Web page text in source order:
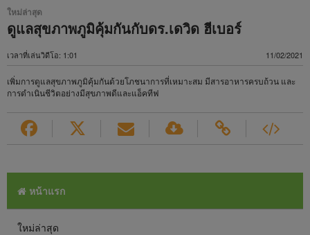
ใหม่ล่าสุด
ดูแลสุขภาพภูมิคุ้มกันกับดร.เดวิด ฮีเบอร์
เวลาที่เล่นวิดีโอ: 1:01 11/02/2021
เพิ่มการดูแลสุขภาพภูมิคุ้มกันด้วยโภชนาการที่เหมาะสม มีสารอาหารครบถ้วน และ
การดำเนินชีวิตอย่างมีสุขภาพดีและแอ็คทีฟ
หน้าแรก
ใหม่ล่าสุด